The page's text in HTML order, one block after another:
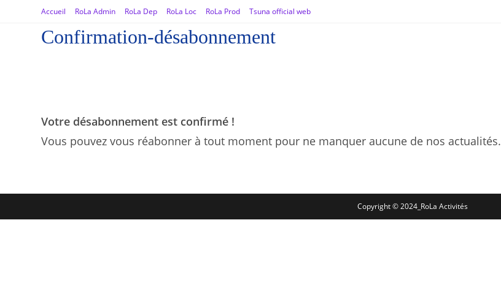
Accueil RoLa Admin RoLa Dep RoLa Loc RoLa Prod Tsuna official web
Confirmation-désabonnement
Votre désabonnement est confirmé !
Vous pouvez vous réabonner à tout moment pour ne manquer aucune de nos actualités.
Copyright © 2024_RoLa Activités